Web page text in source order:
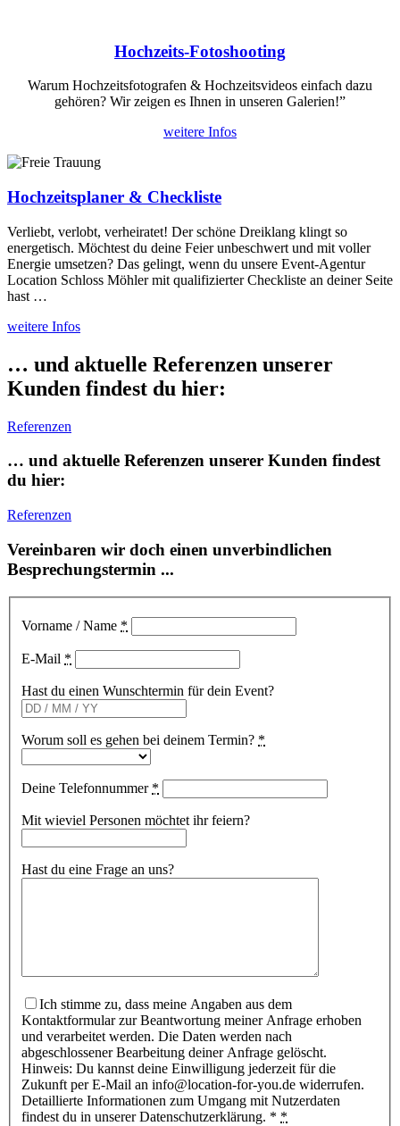
Hochzeits-Fotoshooting
Warum Hochzeitsfotografen & Hochzeitsvideos einfach dazu
gehören? Wir zeigen es Ihnen in unseren Galerien!”
weitere Infos
Hochzeitsplaner & Checkliste
Verliebt, verlobt, verheiratet! Der schöne Dreiklang klingt so
energetisch. Möchtest du deine Feier unbeschwert und mit voller
Energie umsetzen? Das gelingt, wenn du unsere Event-Agentur
Location Schloss Möhler mit qualifizierter Checkliste an deiner Seite
hast …
weitere Infos
… und aktuelle Referenzen unserer
Kunden findest du hier:
Referenzen
… und aktuelle Referenzen unserer Kunden findest
du hier:
Referenzen
Vereinbaren wir doch einen unverbindlichen
Besprechungstermin ...
Vorname / Name *
E-Mail *
Hast du einen Wunschtermin für dein Event?
Worum soll es gehen bei deinem Termin? *
Deine Telefonnummer *
Mit wieviel Personen möchtet ihr feiern?
Hast du eine Frage an uns?
Ich stimme zu, dass meine Angaben aus dem
Kontaktformular zur Beantwortung meiner Anfrage erhoben
und verarbeitet werden. Die Daten werden nach
abgeschlossener Bearbeitung deiner Anfrage gelöscht.
Hinweis: Du kannst deine Einwilligung jederzeit für die
Zukunft per E-Mail an info@location-for-you.de widerrufen.
Detaillierte Informationen zum Umgang mit Nutzerdaten
findest du in unserer Datenschutzerklärung. * *